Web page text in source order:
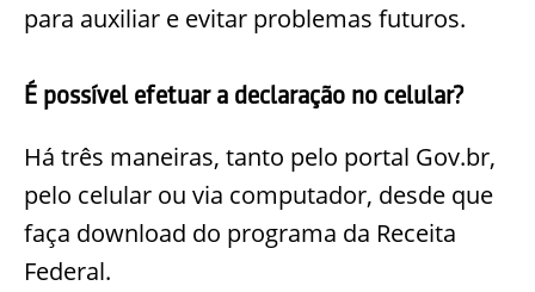
para auxiliar e evitar problemas futuros.
É possível efetuar a declaração no celular?
Há três maneiras, tanto pelo portal Gov.br,
pelo celular ou via computador, desde que
faça download do programa da Receita
Federal.